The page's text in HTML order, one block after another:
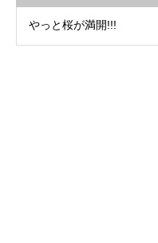
やっと桜が満開!!!